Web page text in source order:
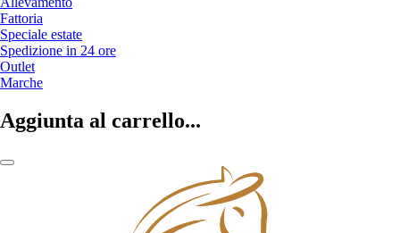
Fattoria
Speciale estate
Spedizione in 24 ore
Outlet
Marche
Aggiunta al carrello...